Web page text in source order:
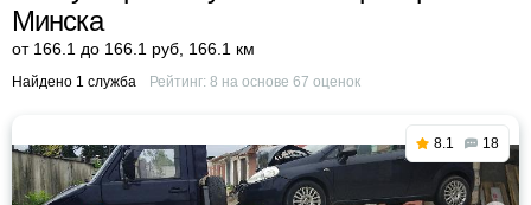
Минска
от 166.1 до 166.1 руб 166.1 км
Найдено 1 служба Рейтинг: 8 на основе 67 оценок
8.1 18